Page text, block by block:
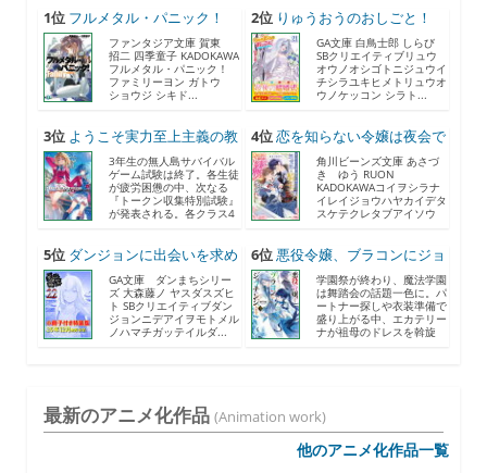
1位 フルメタル・パニック！
F...
ファンタジア文庫 賀東
招二 四季童子 KADOKAWA
フルメタル・パニック！
ファミリーヨン ガトウ
ショウジ シキド...
2位 りゅうおうのおしごと！
21...
GA文庫 白鳥士郎 しらび
SBクリエイティブリュウ
オウノオシゴトニジュウイ
チシラユキヒメトリュウオ
ウノケッコン シラト...
3位 ようこそ実力至上主義の教
室...
3年生の無人島サバイバル
ゲーム試験は終了。各生徒
が疲労困憊の中、次なる
『トークン収集特別試験』
が発表される。各クラス4
4位恋を知らない令嬢は夜会で
助...
角川ビーンズ文庫 あさづ
き ゆう RUON
KADOKAWAコイヲシラナ
イレイジョウハヤカイデタ
スケテクレタブアイソウ
5位 ダンジョンに出会いを求め
る...
GA文庫 ダンまちシリー
ズ 大森藤ノ ヤスダスズヒ
ト SBクリエイティブダン
ジョンニデアイヲモトメル
ノハマチガッテイルダ...
6位悪役令嬢、ブラコンにジョ
ブ...
学園祭が終わり、魔法学園
は舞踏会の話題一色に。パ
ートナー探しや衣装準備で
盛り上がる中、エカテリー
ナが祖母のドレスを斡旋
最新のアニメ化作品 (Animation work)
他のアニメ化作品一覧